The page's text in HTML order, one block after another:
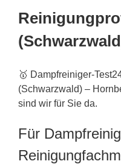
🥇 Dampfreiniger-
(Schwarzwald) –
sind wir für Sie da.
Für